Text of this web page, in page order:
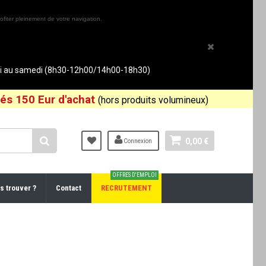
pleinement de votre navigation.
au samedi (8h30-12h00/14h00-18h30)
150 Eur d'achat (hors produits volumineux)
0,00 €
Connexion
trouver ? Contact RECRUTEMENT
OFFRES D'EMPLOI